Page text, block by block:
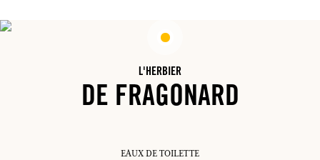
L'HERBIER
DE FRAGONARD
EAUX DE TOILETTE